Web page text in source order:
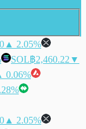
▲ 2.05%
SOL฿2,460.22 ▼
0.06%
▲ 2.05%